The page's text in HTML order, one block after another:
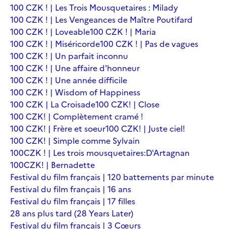
100 CZK ! | Les Trois Mousquetaires : Milady
100 CZK ! | Les Vengeances de Maître Poutifard
100 CZK ! | Loveable100 CZK ! | Maria
100 CZK ! | Miséricorde100 CZK ! | Pas de vagues
100 CZK ! | Un parfait inconnu
100 CZK ! | Une affaire d'honneur
100 CZK ! | Une année difficile
100 CZK ! | Wisdom of Happiness
100 CZK | La Croisade100 CZK! | Close
100 CZK! | Complètement cramé !
100 CZK! | Frère et soeur100 CZK! | Juste ciel!
100 CZK! | Simple comme Sylvain
100CZK ! | Les trois mousquetaires:D'Artagnan
100CZK! | Bernadette
Festival du film français | 120 battements par minute
Festival du film français | 16 ans
Festival du film français | 17 filles
28 ans plus tard (28 Years Later)
Festival du film français | 3 Cœurs